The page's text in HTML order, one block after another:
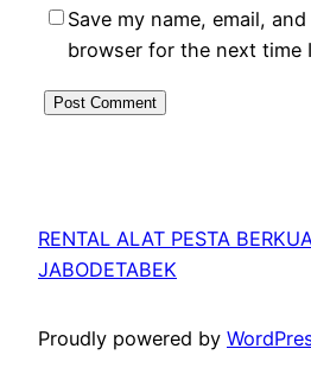
Save my name, email,
browser for the next time
RENTAL ALAT PESTA
JABODETABEK
Proudly powered by